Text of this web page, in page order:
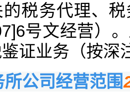
的税务代理、
号文经营）
证业务（按深
公司经营范围